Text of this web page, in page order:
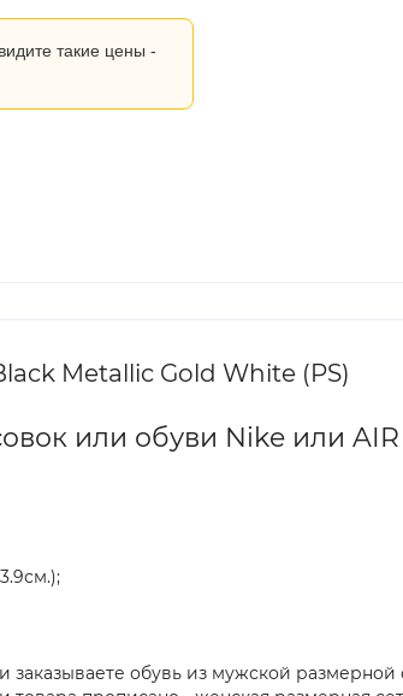
такие цены -
Metallic Gold White (PS)
или обуви Nike или AIR
обувь из мужской размерной